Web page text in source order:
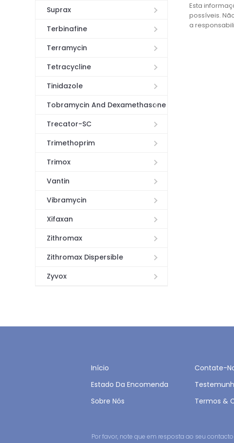
Suprax
Terbinafine
Terramycin
Tetracycline
Tinidazole
Tobramycin And Dexamethasone
Trecator-SC
Trimethoprim
Trimox
Vantin
Vibramycin
Xifaxan
Zithromax
Zithromax Dispersible
Zyvox
Esta
possíveis.
a
Início Contate-
Estado Da Encomenda
Sobre Nós
Termos &
Por favor, note que em resposta ao seu